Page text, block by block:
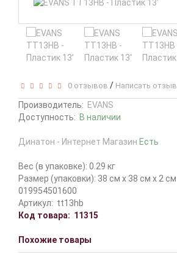
0 отзывов / Написать отзыв
Производитель: EVANS
Доступность: В наличии
Динатон - Интернет Магазин Есть
Вес (в упаковке): 0.29 кг
Размер (упаковки): 38 см x 38 см x 2 см
019954501600
Артикул: tt13hb
Код товара: 11315
Похожие товары